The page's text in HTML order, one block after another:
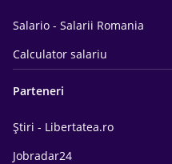
Salario - Salarii Romania
Calculator salariu
Parteneri
Știri - Libertatea.ro
Jobradar24